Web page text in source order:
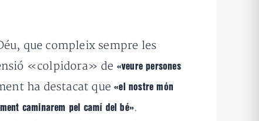
que compleix sempre les
«colpidora» de «veure persones
ha destacat que«el nostre món
caminarem pel camí del bé».